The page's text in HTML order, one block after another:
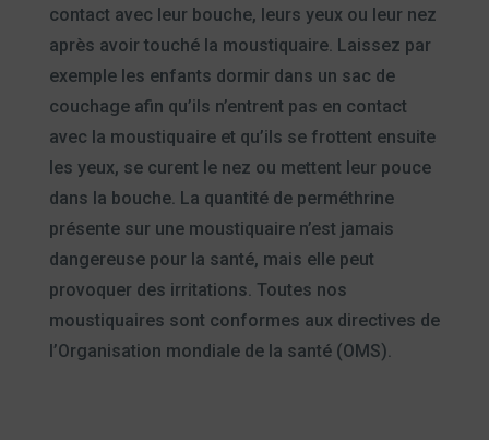
contact avec leur bouche, leurs yeux ou leur nez
après avoir touché la moustiquaire. Laissez par
exemple les enfants dormir dans un sac de
couchage afin qu’ils n’entrent pas en contact
avec la moustiquaire et qu’ils se frottent ensuite
les yeux, se curent le nez ou mettent leur pouce
dans la bouche. La quantité de perméthrine
présente sur une moustiquaire n’est jamais
dangereuse pour la santé, mais elle peut
provoquer des irritations. Toutes nos
moustiquaires sont conformes aux directives de
l’Organisation mondiale de la santé (OMS).